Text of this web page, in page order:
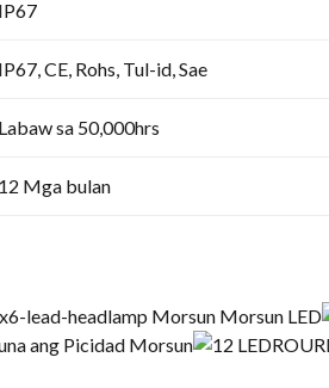
IP67
IP67, CE, Rohs, Tul-id, Sae
Labaw sa 50,000hrs
12 Mga bulan